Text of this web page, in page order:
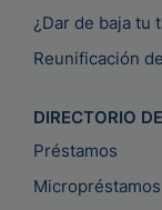
¿Dar de baja tu
Reunificación
DIRECTORIO
Préstamos
Micropréstamos